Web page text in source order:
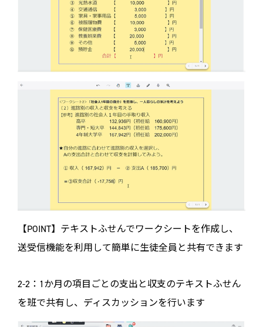
【POINT】テキストふせんでワークシートを作成し、
送受信機能を利用して簡単に生徒全員と共有できます
2-2：1か月の項目ごとの支出と収支のテキストふせん
を班で共有し、ディスカッションを行います